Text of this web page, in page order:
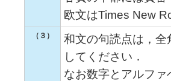
欧文はTimes New
（３）
和文の句読点は，
してください．
なお数字とアルフ